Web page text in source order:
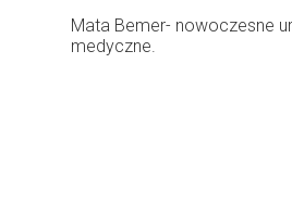
Mata Bemer- nowoczesne
medyczne.